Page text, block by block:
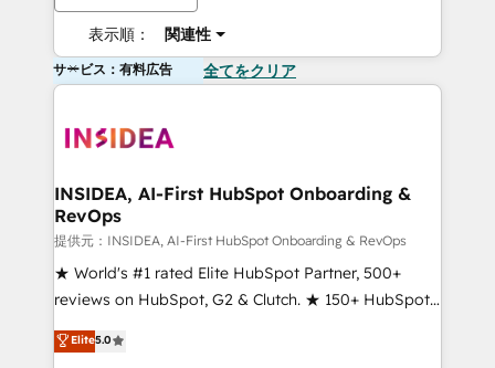
表示順： 関連性
サービス：有料広告 全てをクリア
INSIDEA, AI-First HubSpot Onboarding &
RevOps
提供元：INSIDEA, AI-First HubSpot Onboarding & RevOps
★ World's #1 rated Elite HubSpot Partner, 500+
reviews on HubSpot, G2 & Clutch. ★ 150+ HubSpot
Certified Experts & Trainers across the team ★
1,500+ implementations across five continents ★ AI-
Elite5.0